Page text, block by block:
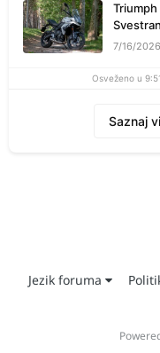
7/16/2026
Osveženo u
Saznaj
Jezik foruma